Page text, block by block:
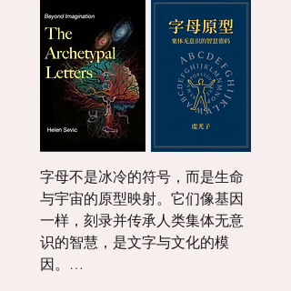
金斯认为，文化的演化不仅源于人
的主观意图，也源于这些在集体意
识中自我传播、相互竞争的信息单
位。
字母不是冰冷的符号，而是生命
与宇宙的原型映射。它们像基因
一样，刻录并传承人类集体无意
识的智慧，是文字与文化的模
因。